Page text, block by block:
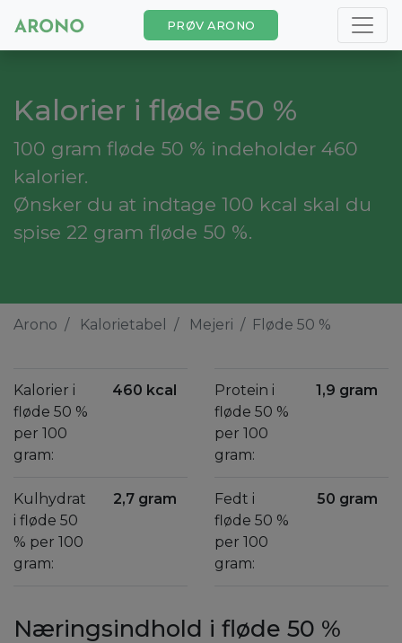
PRØV ARONO
Kalorier i fløde 50 %
100 gram fløde 50 % indeholder 460
kalorier.
Ønsker du at indtage 100 kcal skal du
spise 22 gram fløde 50 %.
Arono Kalorietabel Mejeri Fløde 50 %
Kalorier i
fløde 50 %
per 100
gram:
460 kcal
Kulhydrat
i fløde 50
% per 100
gram:
2,7 gram
Protein i
fløde 50 %
per 100
gram:
1,9 gram
Fedt i
fløde 50 %
per 100
gram:
50 gram
Næringsindhold i fløde 50 %